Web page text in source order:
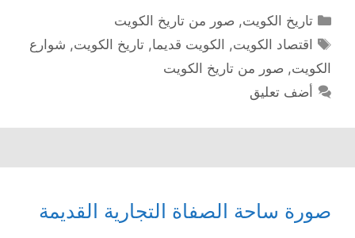
التصنيفات
تاريخ الكويت, صور من تاريخ الكويت
الوسوم
اقتصاد الكويت, الكويت قديما,تاريخ الكويت, شوارع
الكويت, صور من تاريخ الكويت
أضف تعليق
صورة ساحة الصفاة التجارية القديمة